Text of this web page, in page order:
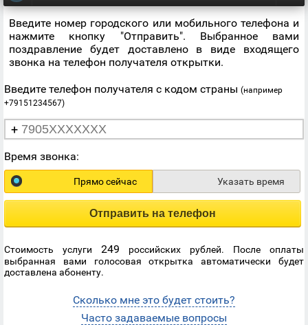
Введите номер городского или мобильного телефона и
нажмите кнопку "Отправить". Выбранное вами
поздравление будет доставлено в виде входящего
звонка на телефон получателя открытки.
Введите телефон получателя с кодом страны (например
+79151234567)
+
Время звонка:
Прямо сейчас Указать время
Отправить на телефон
Стоимость услуги 249 российских рублей. После оплаты
выбранная вами голосовая открытка автоматически будет
доставлена абоненту.
Сколько мне это будет стоить?
Часто задаваемые вопросы